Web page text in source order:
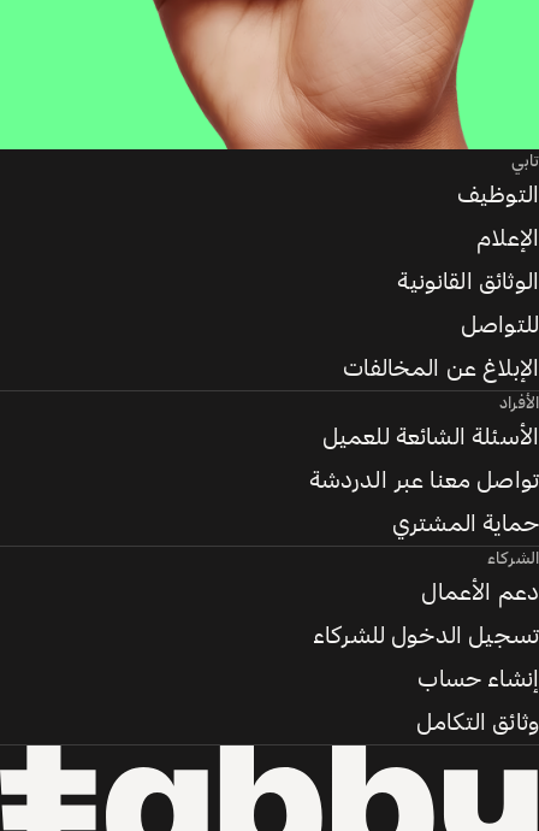
تابي
التوظيف
الإعلام
الوثائق القانونية
للتواصل
الإبلاغ عن المخالفات
الأفراد
الأسئلة الشائعة للعميل
تواصل معنا عبر الدردشة
حماية المشتري
الشركاء
دعم الأعمال
تسجيل الدخول للشركاء
إنشاء حساب
وثائق التكامل